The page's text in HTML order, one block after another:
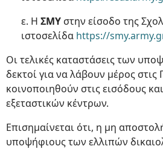
ε. Η ΣΜΥ στην είσοδο της
ιστοσελίδα https://
Οι τελικές καταστάσεις των
δεκτοί για να λάβουν μέρος
κοινοποιηθούν στις εισόδους
εξεταστικών κέντρων.
Επισημαίνεται ότι, η μη
υποψήφιους των ελλιπών